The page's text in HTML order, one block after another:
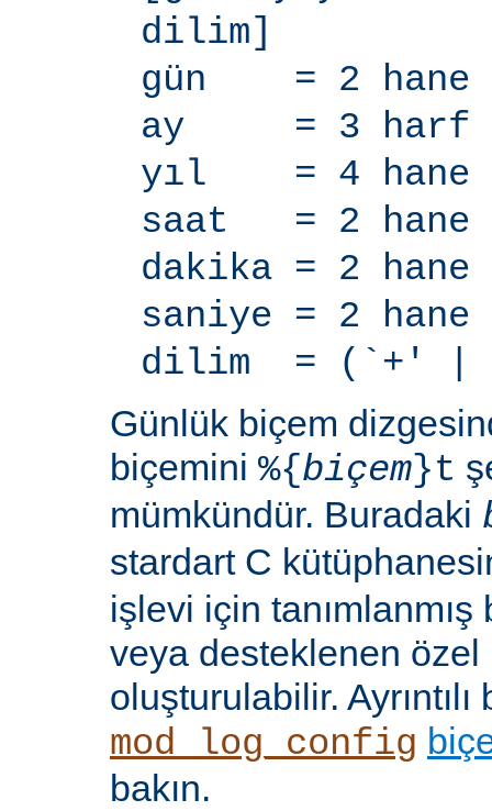
dilim]
gün = 2 hane
ay = 3 harf
yıl = 4 hane
saat = 2 hane
dakika = 2 hane
saniye = 2 hane
dilim = (`+' |
Günlük biçem
biçemini %{ biçem }t
mümkündür. Buradaki
stardart C
işlevi için
veya desteklenen
oluşturulabilir.
mod_log_config
bakın.